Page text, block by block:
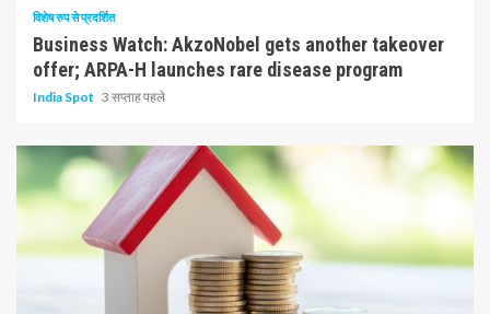
विशेष रुप से प्रदर्शित
Business Watch: AkzoNobel gets another takeover
offer; ARPA-H launches rare disease program
India Spot 3 सप्ताह पहले